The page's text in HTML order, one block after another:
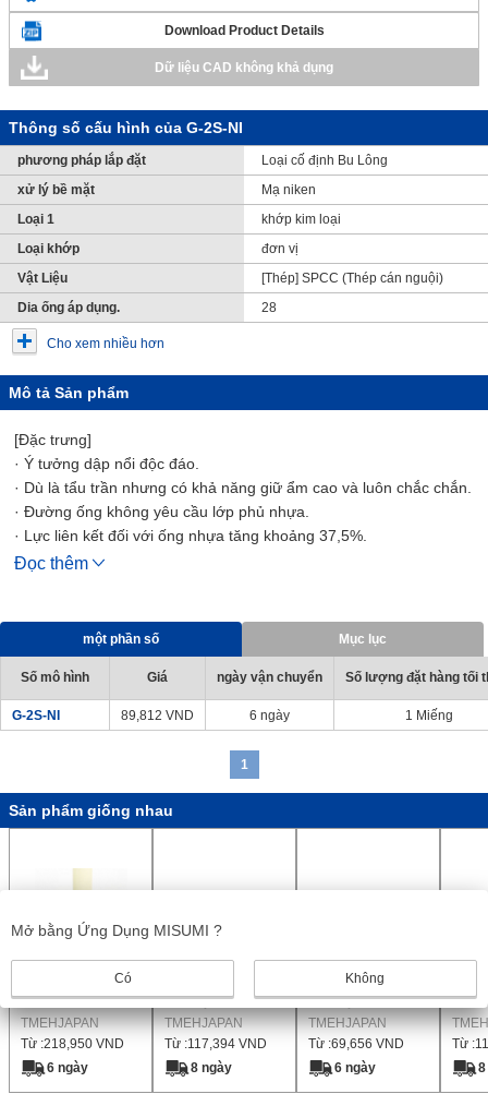
Download Product Details
Dữ liệu CAD không khả dụng
Thông số cấu hình của G-2S-NI
phương pháp lắp đặt
Loại cố định Bu Lông
xử lý bề mặt
Mạ niken
Loại 1
khớp kim loại
Loại khớp
đơn vị
Vật Liệu
[Thép] SPCC (Thép cán nguội)
Dia ống áp dụng.
28
Cho xem nhiều hơn
Mô tả Sản phẩm
[Đặc trưng]
· Ý tưởng dập nổi độc đáo.
· Dù là tẩu trần nhưng có khả năng giữ ẩm cao và luôn chắc chắn.
· Đường ống không yêu cầu lớp phủ nhựa.
· Lực liên kết đối với ống nhựa tăng khoảng 37,5%.
· Có thể được sử dụng cho các ống nhựa hiện có, tương tự như
Đọc thêm
một phần số Mục lục
Số mô hình Giá ngày vận chuyển Số lượng đặt hàng tối
G-2S-NI 89,812 VND 6 ngày 1 Miếng
1
Sản phẩm giống nhau
Bộ Khớp Kim Loại
GA-2S
TMEHJAPAN
Từ :218,950 VND
6 ngày
kim loại, G-160S
TMEHJAPAN
Từ :117,394 VND
8 ngày
Thành phần kết nối
kim loại, G-12S
TMEHJAPAN
Từ :69,656 VND
6 ngày
kim
Từ :
Mở bằng Ứng Dụng MISUMI ?
Có Không